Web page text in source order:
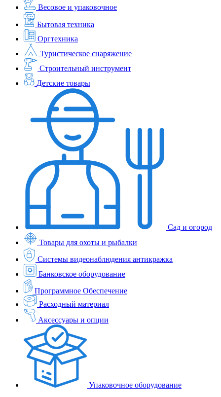
Весовое и упаковочное
Бытовая техника
Оргтехника
Туристическое снаряжение
Строительный инструмент
Детские товары
Сад и огород
Товары для охоты и рыбалки
Системы видеонаблюдения антикражка
Банковское оборудование
Программное Обеспечение
Расходный материал
Аксессуары и опции
Упаковочное оборудование